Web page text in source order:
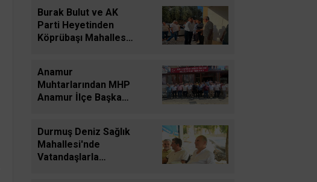
Burak Bulut ve AK
Parti Heyetinden
Köprübaşı Mahallesi
Anamur
Muhtarlarından MHP
Anamur İlçe Başkanı
Durmuş Deniz Sağlık
Mahallesi'nde
Vatandaşlarla